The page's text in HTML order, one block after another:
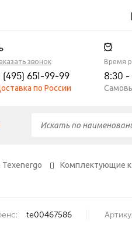
звонок
(495) 651-99-99
по России
Время
8:30 -
Texenergo
Комплектующие к
te00467586